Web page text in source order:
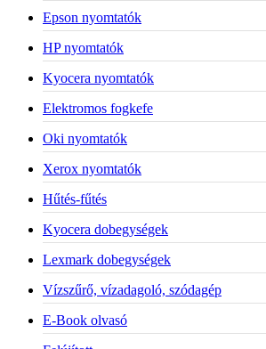
Epson nyomtatók
HP nyomtatók
Kyocera nyomtatók
Elektromos fogkefe
Oki nyomtatók
Xerox nyomtatók
Hűtés-fűtés
Kyocera dobegységek
Lexmark dobegységek
Vízszűrő, vízadagoló, szódagép
E-Book olvasó